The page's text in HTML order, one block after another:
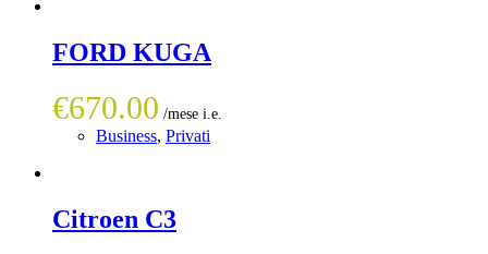
FORD KUGA
€670.00
Business, Privati
Citroen C3